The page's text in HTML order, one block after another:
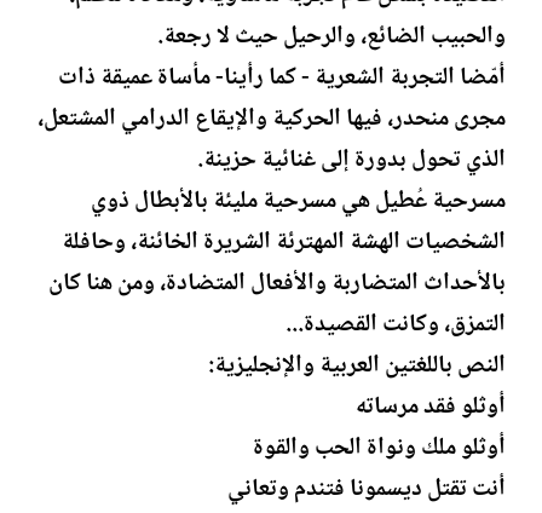
والحبيب الضائع، والرحيل حيث لا رجعة.
أمّضا التجربة الشعرية - كما رأينا- مأساة عميقة ذات
مجرى منحدر، فيها الحركية والإيقاع الدرامي المشتعل،
الذي تحول بدورة إلى غنائية حزينة.
مسرحية عُطيل هي مسرحية مليئة بالأبطال ذوي
الشخصيات الهشة المهترئة الشريرة الخائنة، وحافلة
بالأحداث المتضاربة والأفعال المتضادة، ومن هنا كان
التمزق، وكانت القصيدة...
النص باللغتين العربية والإنجليزية:
أوثلو فقد مرساته
أوثلو ملك ونواة الحب والقوة
أنت تقتل ديسمونا فتندم وتعاني